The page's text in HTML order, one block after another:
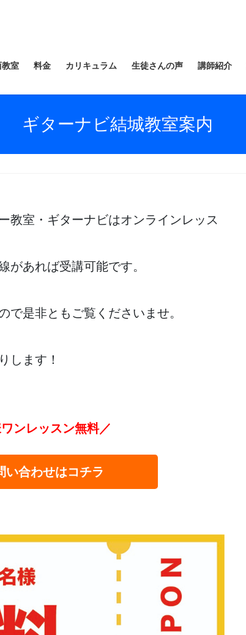
教室 料金 カリキュラム 生徒さんの声 講師紹介
ギターナビ結城教室案内
教室・ギターナビはオンラインレッス
があれば受講可能です。
で是非ともご覧くださいませ。
します！
ンレッスン無料／
い合わせはコチラ